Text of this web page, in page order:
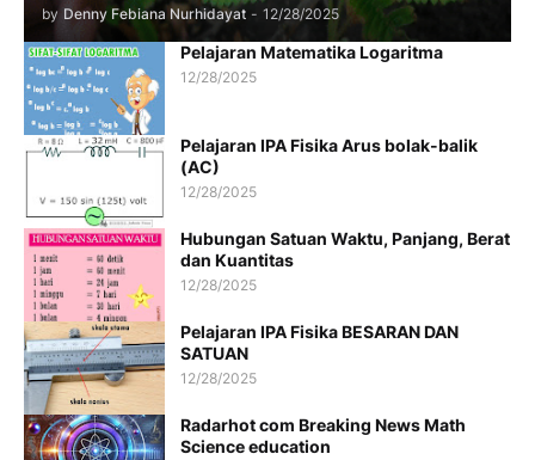
by Denny Febiana Nurhidayat - 12/28/2025
Pelajaran Matematika Logaritma
12/28/2025
Pelajaran IPA Fisika Arus bolak-balik
(AC)
12/28/2025
Hubungan Satuan Waktu, Panjang, Berat
dan Kuantitas
12/28/2025
Pelajaran IPA Fisika BESARAN DAN
SATUAN
12/28/2025
Radarhot com Breaking News Math
Science education